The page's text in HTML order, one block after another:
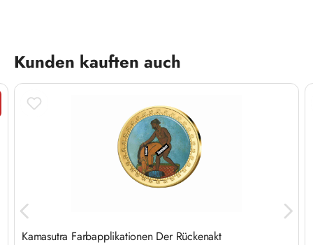
Produktgalerie überspringen
Kunden kauften auch
Kamasutra Farbapplikationen Der Rückenakt